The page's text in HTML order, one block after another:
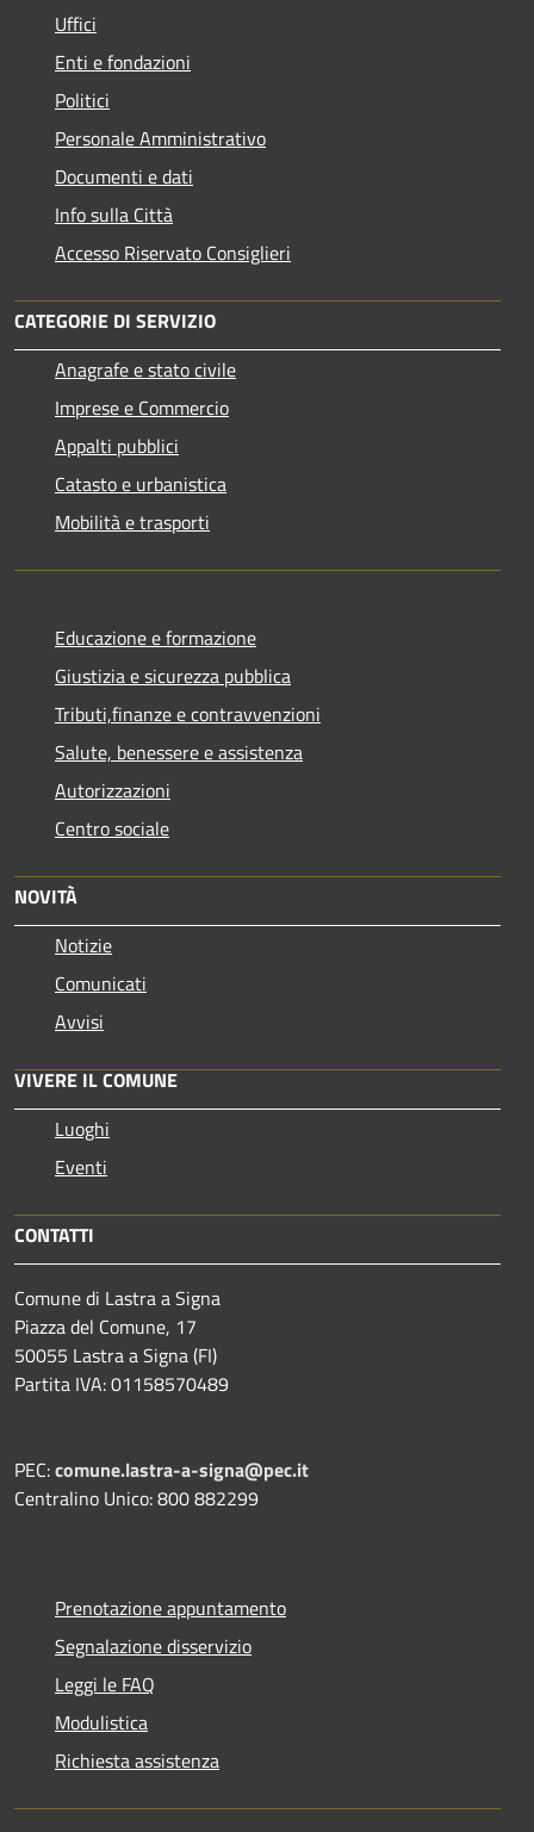
Uffici
Enti e fondazioni
Politici
Personale Amministrativo
Documenti e dati
Info sulla Città
Accesso Riservato Consiglieri
CATEGORIE DI SERVIZIO
Anagrafe e stato civile
Imprese e Commercio
Appalti pubblici
Catasto e urbanistica
Mobilità e trasporti
Educazione e formazione
Giustizia e sicurezza pubblica
Tributi,finanze e contravvenzioni
Salute, benessere e assistenza
Autorizzazioni
Centro sociale
NOVITÀ
Notizie
Comunicati
Avvisi
VIVERE IL COMUNE
Luoghi
Eventi
CONTATTI
Comune di Lastra a Signa
Piazza del Comune, 17
50055 Lastra a Signa (FI)
Partita IVA: 01158570489
PEC:comune.lastra-a-signa@pec.it
Centralino Unico: 800 882299
Prenotazione appuntamento
Segnalazione disservizio
Leggi le FAQ
Modulistica
Richiesta assistenza